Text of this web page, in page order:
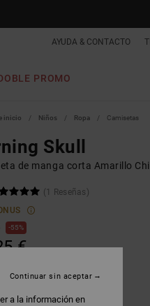
AYUDA & CONTACTO
PROMO
inicio Niños Ropa Camisetas
Skull
de manga corta Amarillo
(1 Reseñas)
55%
€
a la información en
Continuar sin aceptar